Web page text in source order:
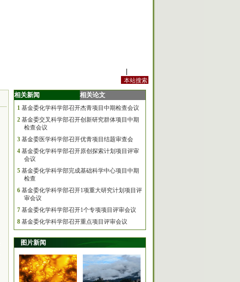
相关新闻 相关论文
1 基金委化学科学部召开杰青项目中期检查会议
2 基金委交叉科学部召开创新研究群体项目中期
检查会议
3 基金委医学科学部召开优青项目结题审查会
4 基金委化学科学部召开原创探索计划项目评审
会议
5 基金委化学科学部完成基础科学中心项目中期
检查
6 基金委化学科学部召开1项重大研究计划项目评
审会议
7 基金委化学科学部召开1个专项项目评审会议
8 基金委化学科学部召开重点项目评审会议
图片新闻